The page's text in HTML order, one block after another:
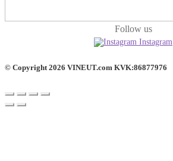
Follow us
Instagram
© Copyright 2026 VINEUT.com KVK:86877976